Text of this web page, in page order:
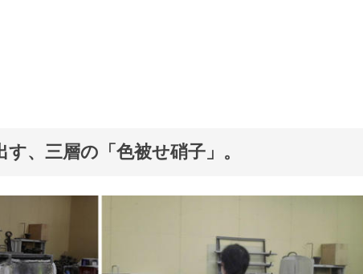
、三層の「色被せ硝子」。